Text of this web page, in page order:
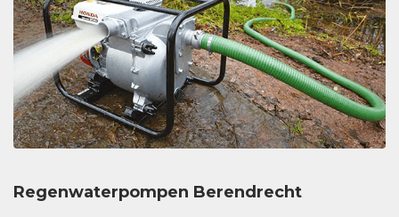
Regenwaterpompen Berendrecht